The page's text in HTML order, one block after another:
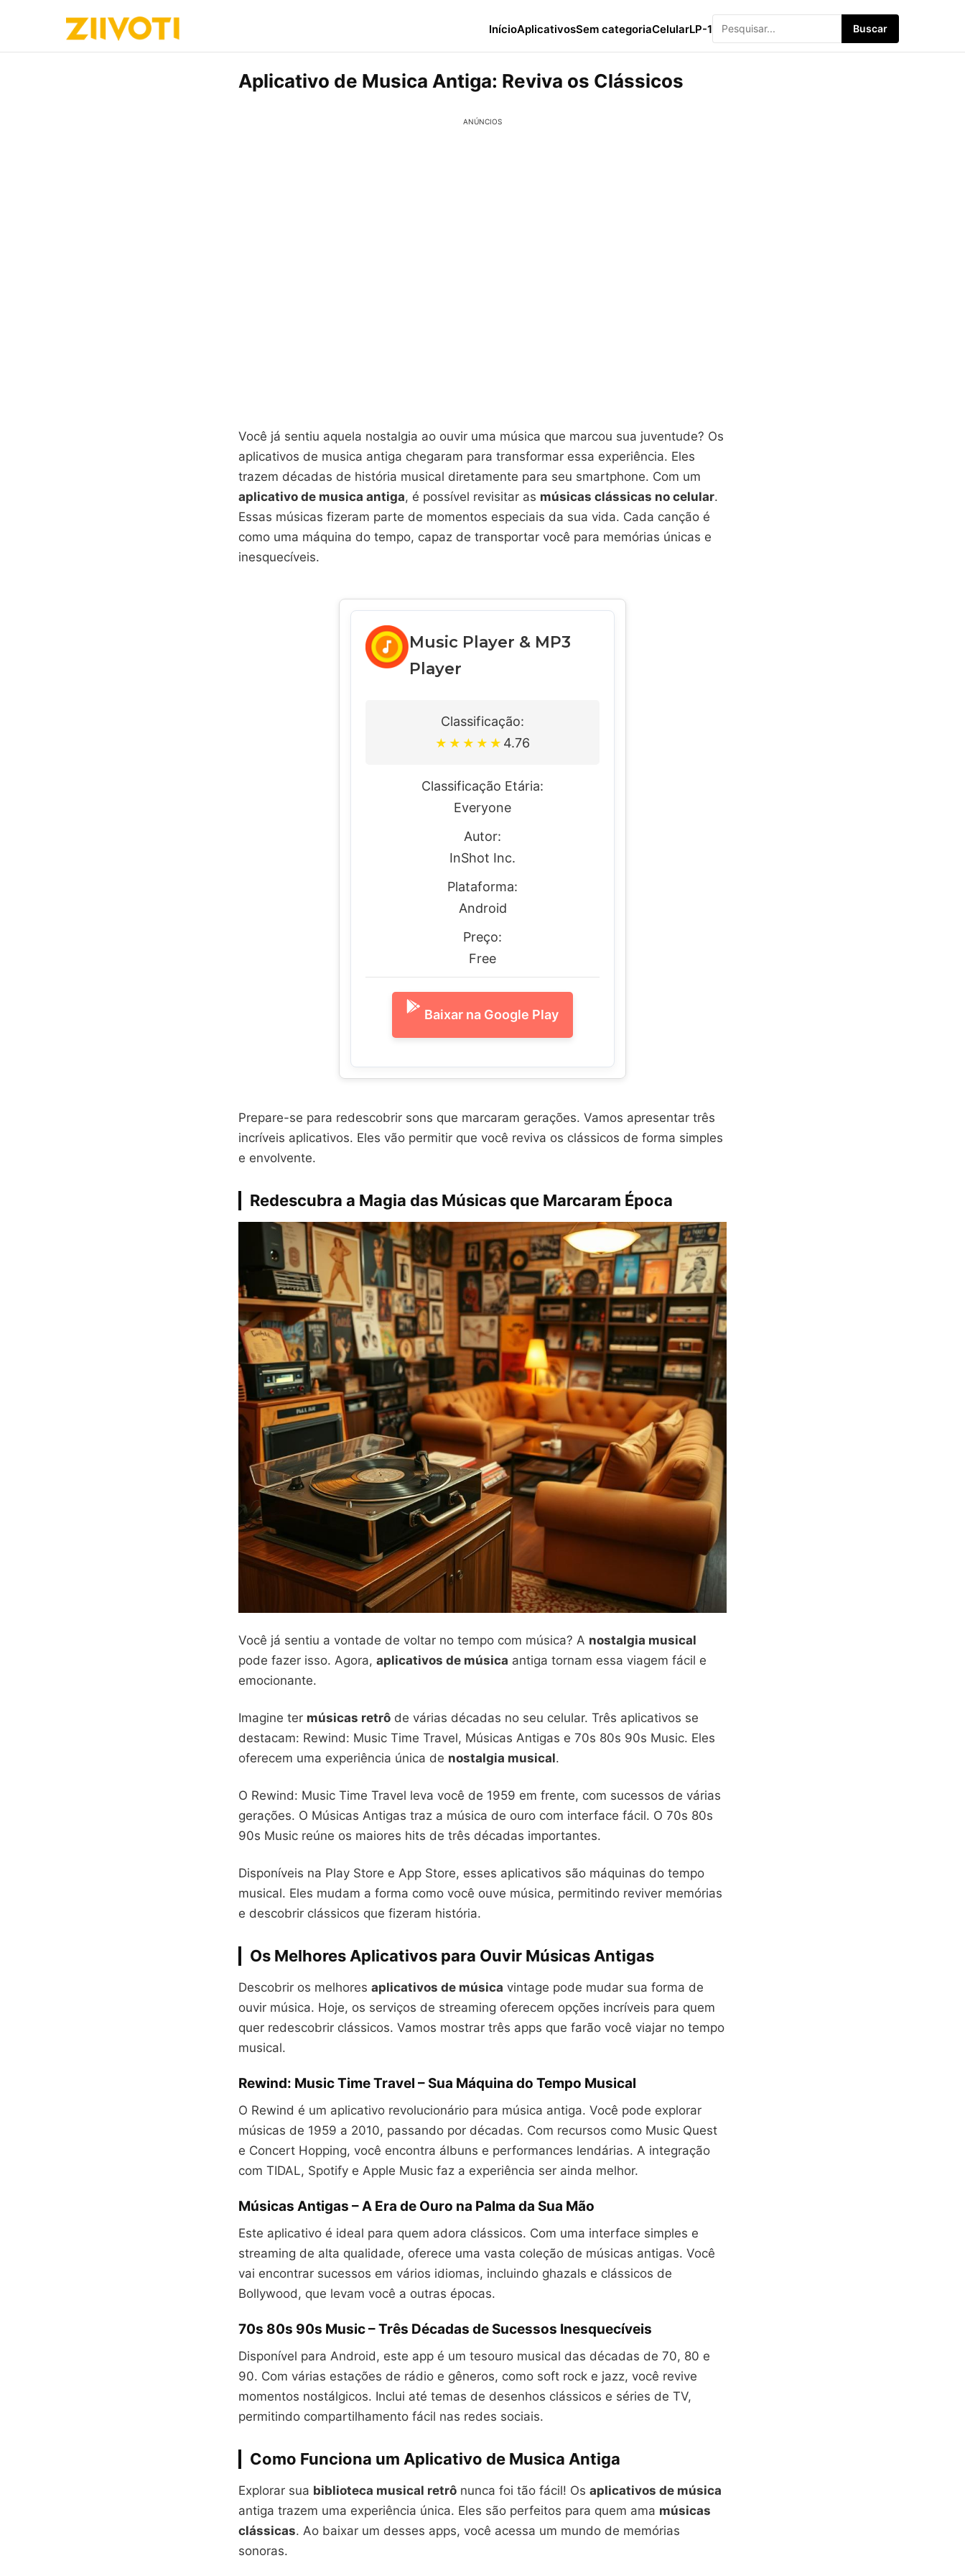
InícioAplicativosSem categoriaCelularLP-1 Buscar
Aplicativo de Musica Antiga: Reviva os Clássicos
ANÚNCIOS
Você já sentiu aquela nostalgia ao ouvir uma música que marcou sua juventude? Os
aplicativos de musica antiga chegaram para transformar essa experiência. Eles
trazem décadas de história musical diretamente para seu smartphone. Com um
aplicativo de musica antiga, é possível revisitar as músicas clássicas no celular.
Essas músicas fizeram parte de momentos especiais da sua vida. Cada canção é
como uma máquina do tempo, capaz de transportar você para memórias únicas e
inesquecíveis.
Music Player & MP3
Player
Classificação:
★ ★ ★ ★ ★ 4.76
Classificação Etária:
Everyone
Autor:
InShot Inc.
Plataforma:
Android
Preço:
Free
Baixar na Google Play
Prepare-se para redescobrir sons que marcaram gerações. Vamos apresentar três
incríveis aplicativos. Eles vão permitir que você reviva os clássicos de forma simples
e envolvente.
Redescubra a Magia das Músicas que Marcaram Época
Você já sentiu a vontade de voltar no tempo com música? A nostalgia musical
pode fazer isso. Agora, aplicativos de música antiga tornam essa viagem fácil e
emocionante.
Imagine ter músicas retrô de várias décadas no seu celular. Três aplicativos se
destacam: Rewind: Music Time Travel, Músicas Antigas e 70s 80s 90s Music. Eles
oferecem uma experiência única de nostalgia musical.
O Rewind: Music Time Travel leva você de 1959 em frente, com sucessos de várias
gerações. O Músicas Antigas traz a música de ouro com interface fácil. O 70s 80s
90s Music reúne os maiores hits de três décadas importantes.
Disponíveis na Play Store e App Store, esses aplicativos são máquinas do tempo
musical. Eles mudam a forma como você ouve música, permitindo reviver memórias
e descobrir clássicos que fizeram história.
Os Melhores Aplicativos para Ouvir Músicas Antigas
Descobrir os melhores aplicativos de música vintage pode mudar sua forma de
ouvir música. Hoje, os serviços de streaming oferecem opções incríveis para quem
quer redescobrir clássicos. Vamos mostrar três apps que farão você viajar no tempo
musical.
Rewind: Music Time Travel – Sua Máquina do Tempo Musical
O Rewind é um aplicativo revolucionário para música antiga. Você pode explorar
músicas de 1959 a 2010, passando por décadas. Com recursos como Music Quest
e Concert Hopping, você encontra álbuns e performances lendárias. A integração
com TIDAL, Spotify e Apple Music faz a experiência ser ainda melhor.
Músicas Antigas – A Era de Ouro na Palma da Sua Mão
Este aplicativo é ideal para quem adora clássicos. Com uma interface simples e
streaming de alta qualidade, oferece uma vasta coleção de músicas antigas. Você
vai encontrar sucessos em vários idiomas, incluindo ghazals e clássicos de
Bollywood, que levam você a outras épocas.
70s 80s 90s Music – Três Décadas de Sucessos Inesquecíveis
Disponível para Android, este app é um tesouro musical das décadas de 70, 80 e
90. Com várias estações de rádio e gêneros, como soft rock e jazz, você revive
momentos nostálgicos. Inclui até temas de desenhos clássicos e séries de TV,
permitindo compartilhamento fácil nas redes sociais.
Como Funciona um Aplicativo de Musica Antiga
Explorar sua biblioteca musical retrô nunca foi tão fácil! Os aplicativos de música
antiga trazem uma experiência única. Eles são perfeitos para quem ama músicas
clássicas. Ao baixar um desses apps, você acessa um mundo de memórias
sonoras.